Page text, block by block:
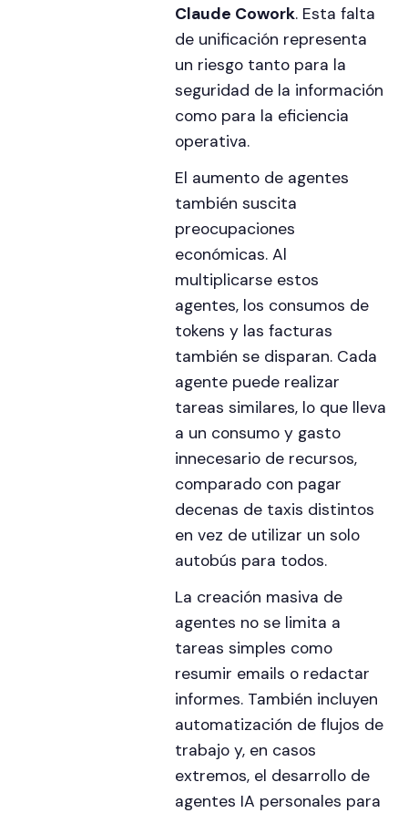
Claude Cowork. Esta falta
de unificación representa
un riesgo tanto para la
seguridad de la información
como para la eficiencia
operativa.
El aumento de agentes
también suscita
preocupaciones
económicas. Al
multiplicarse estos
agentes, los consumos de
tokens y las facturas
también se disparan. Cada
agente puede realizar
tareas similares, lo que lleva
a un consumo y gasto
innecesario de recursos,
comparado con pagar
decenas de taxis distintos
en vez de utilizar un solo
autobús para todos.
La creación masiva de
agentes no se limita a
tareas simples como
resumir emails o redactar
informes. También incluyen
automatización de flujos de
trabajo y, en casos
extremos, el desarrollo de
agentes IA personales para